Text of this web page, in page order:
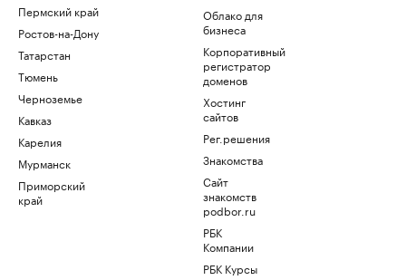
Пермский край
Ростов-на-Дону
Татарстан
Тюмень
Черноземье
Кавказ
Карелия
Мурманск
Приморский
край
Облако для
бизнеса
Корпоративный
регистратор
доменов
Хостинг
сайтов
Рег.решения
Знакомства
Сайт
знакомств
podbor.ru
РБК
Компании
РБК Курсы